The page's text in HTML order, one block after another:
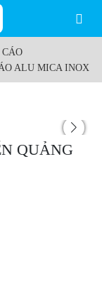
ALU MICA INOX
QUẢNG